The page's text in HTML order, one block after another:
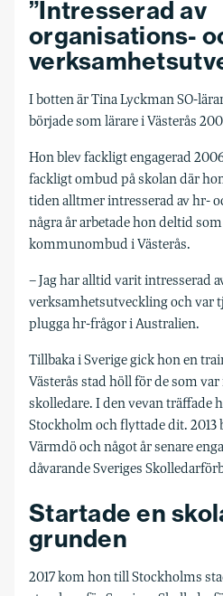
”Intresserad av
organisations-
I botten är Tina Lyckman SO-
började som lärare i Västerås
Hon blev fackligt engagerad
fackligt ombud på skolan där
tiden alltmer intresserad av hr-
några år arbetade hon deltid
kommunombud i Västerås.
– Jag har alltid varit intresserad
verksamhetsutveckling och var
plugga hr-frågor i Australien.
Tillbaka i Sverige gick hon en
Västerås stad höll för de som
skolledare. I den vevan träffade
Stockholm och flyttade dit. 2013
Värmdö och något år senare
dåvarande Sveriges
Startade en
grunden
2017 kom hon till Stockholms